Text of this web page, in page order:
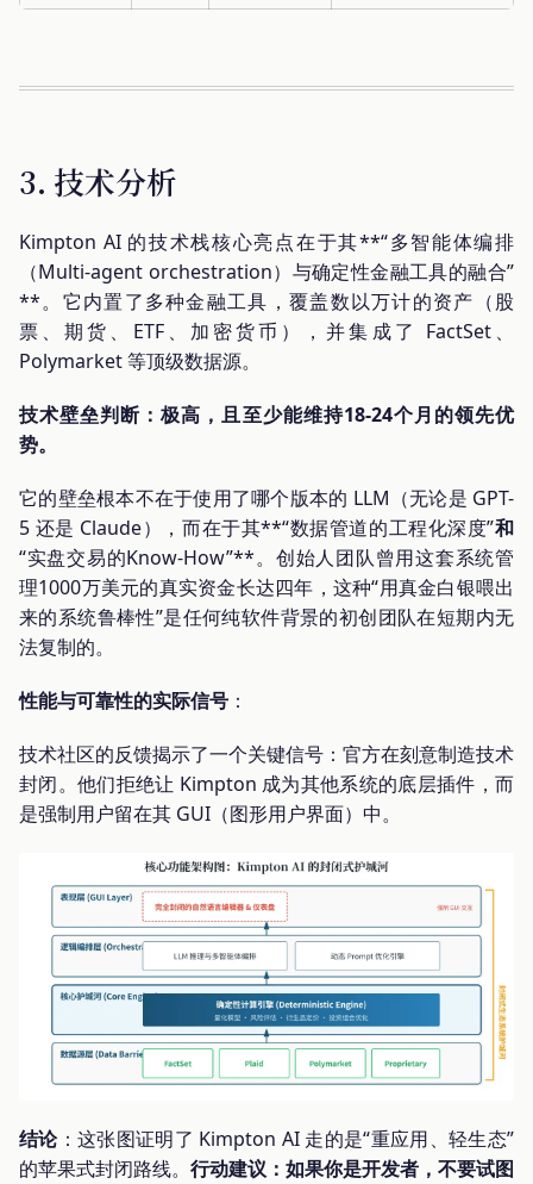
3. 技术分析
Kimpton AI 的技术栈核心亮点在于其**“多智能体编排
（Multi-agent orchestration）与确定性金融工具的融合”
**。它内置了多种金融工具，覆盖数以万计的资产（股
票、期货、ETF、加密货币），并集成了 FactSet、
Polymarket 等顶级数据源。
技术壁垒判断：极高，且至少能维持18-24个月的领先优
势。
它的壁垒根本不在于使用了哪个版本的 LLM（无论是 GPT-
5 还是 Claude），而在于其**“数据管道的工程化深度”和
“实盘交易的Know-How”**。创始人团队曾用这套系统管
理1000万美元的真实资金长达四年，这种“用真金白银喂出
来的系统鲁棒性”是任何纯软件背景的初创团队在短期内无
法复制的。
性能与可靠性的实际信号 ：
技术社区的反馈揭示了一个关键信号：官方在刻意制造技术
封闭。他们拒绝让 Kimpton 成为其他系统的底层插件，而
是强制用户留在其 GUI（图形用户界面）中。
结论：这张图证明了 Kimpton AI 走的是“重应用、轻生态”
的苹果式封闭路线。 行动建议：如果你是开发者，不要试图